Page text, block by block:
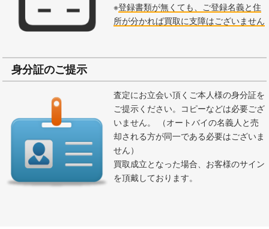
※登録書類が無くても、ご登録名義と住
所が分かれば買取に支障はございません
身分証のご提示
査定にお立会い頂くご本人様の身分証を
ご提示ください。コピーなどは必要ござ
いません。 （オートバイの名義人と売
却される方が同一である必要はございま
せん）
買取成立となった場合、お客様のサイン
を頂戴しております。